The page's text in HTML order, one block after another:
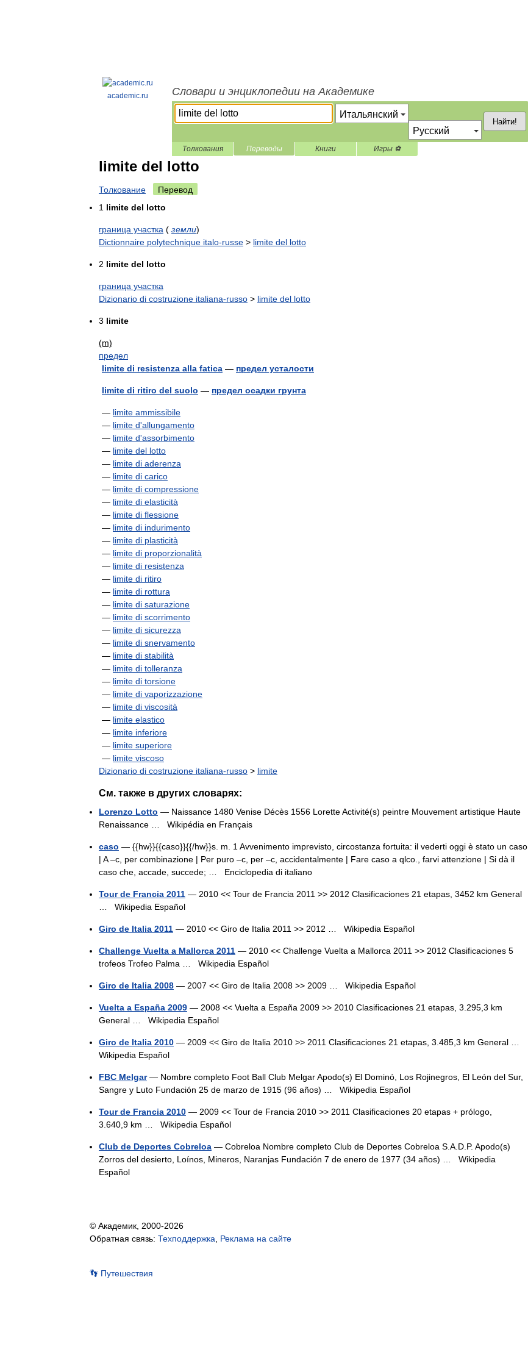
academic.ru Словари и энциклопедии на Академике
Найти!
Толкования Переводы Книги Игры ⚽
limite del lotto
Толкование
Перевод
1 limite del lotto
граница участка ( земли)
Dictionnaire polytechnique italo-russe > limite del lotto
2 limite del lotto
граница участка
Dizionario di costruzione italiana-russo > limite del lotto
3 limite
(m)
предел
limite di resistenza alla fatica — предел усталости
limite di ritiro del suolo — предел осадки грунта
— limite ammissibile
— limite d'allungamento
— limite d'assorbimento
— limite del lotto
— limite di aderenza
— limite di carico
— limite di compressione
— limite di elasticità
— limite di flessione
— limite di indurimento
— limite di plasticità
— limite di proporzionalità
— limite di resistenza
— limite di ritiro
— limite di rottura
— limite di saturazione
— limite di scorrimento
— limite di sicurezza
— limite di snervamento
— limite di stabilità
— limite di tolleranza
— limite di torsione
— limite di vaporizzazione
— limite di viscosità
— limite elastico
— limite inferiore
— limite superiore
— limite viscoso
Dizionario di costruzione italiana-russo > limite
См. также в других словарях:
Lorenzo Lotto — Naissance 1480 Venise Décès 1556 Lorette Activité(s) peintre Mouvement artistique Haute
Renaissance … Wikipédia en Français
caso — {{hw}}{{caso}}{{/hw}}s. m. 1 Avvenimento imprevisto, circostanza fortuita: il vederti oggi è stato un caso
| A –c, per combinazione | Per puro –c, per –c, accidentalmente | Fare caso a qlco., farvi attenzione | Si dà il
caso che, accade, succede; … Enciclopedia di italiano
Tour de Francia 2011 — 2010 << Tour de Francia 2011 >> 2012 Clasificaciones 21 etapas, 3452 km General
Wikipedia Español
Giro de Italia 2011 — 2010 << Giro de Italia 2011 >> 2012 … Wikipedia Español
Challenge Vuelta a Mallorca 2011 — 2010 << Challenge Vuelta a Mallorca 2011 >> 2012 Clasificaciones 5
trofeos Trofeo Palma … Wikipedia Español
Giro de Italia 2008 — 2007 << Giro de Italia 2008 >> 2009 … Wikipedia Español
Vuelta a España 2009 — 2008 << Vuelta a España 2009 >> 2010 Clasificaciones 21 etapas, 3.295,3 km
General … Wikipedia Español
Giro de Italia 2010 — 2009 << Giro de Italia 2010 >> 2011 Clasificaciones 21 etapas, 3.485,3 km General …
Wikipedia Español
FBC Melgar— Nombre completo Foot Ball Club Melgar Apodo(s) El Dominó, Los Rojinegros, El León del Sur,
Sangre y Luto Fundación 25 de marzo de 1915 (96 años) … Wikipedia Español
Tour de Francia 2010 — 2009 << Tour de Francia 2010 >> 2011 Clasificaciones 20 etapas + prólogo,
3.640,9 km … Wikipedia Español
Club de Deportes Cobreloa — Cobreloa Nombre completo Club de Deportes Cobreloa S.A.D.P. Apodo(s)
Zorros del desierto, Loínos, Mineros, Naranjas Fundación 7 de enero de 1977 (34 años) … Wikipedia
Español
© Академик, 2000-2026
Обратная связь: Техподдержка Реклама на сайте
👣 Путешествия